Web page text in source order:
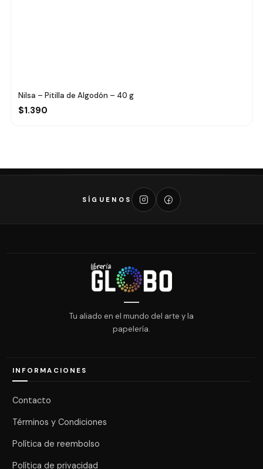
Nilsa – Pitilla de Algodón – 40 g
$1.390
SÍGUENOS
Tu aliado en el mundo del arte y la
papelería.
INFORMACIONES
Contacto
Términos y Condiciones
Política de reembolso
Política de privacidad